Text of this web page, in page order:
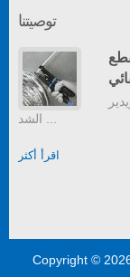
توصيتنا
الشد ...
اقرأ أكثر
Copyright ©